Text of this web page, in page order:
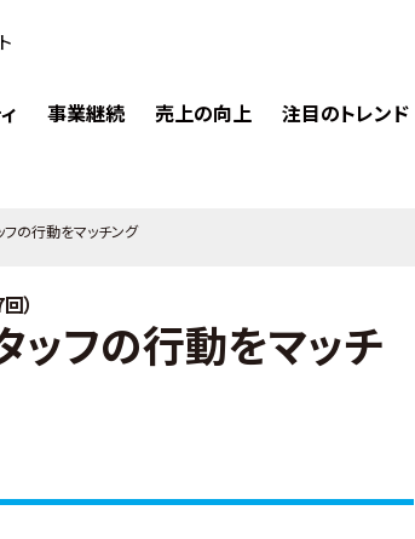
事業継続 売上の向上 注目のトレンド
の行動をマッチング
）
ッフの行動をマッチ